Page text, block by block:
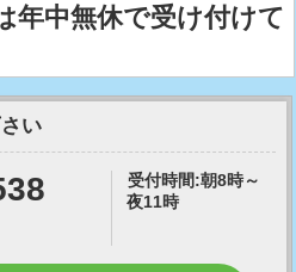
年中無休で受け付けて
い
受付時間:朝8時～
夜11時